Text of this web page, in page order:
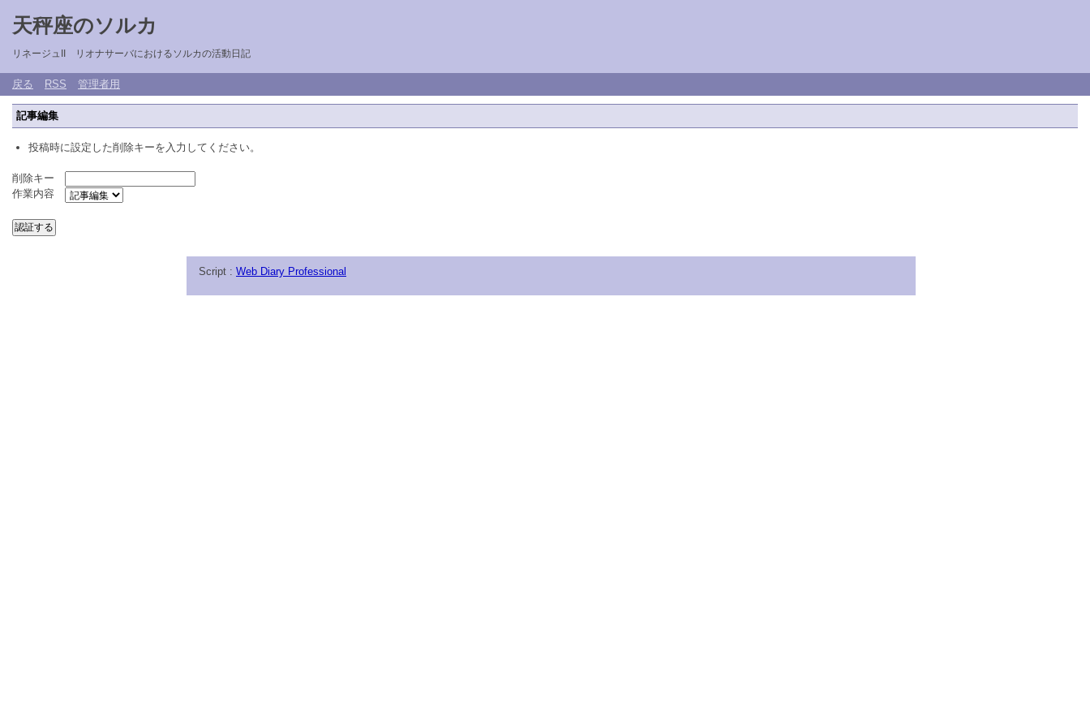
天秤座のソルカ
リネージュII リオナサーバにおけるソルカの活動日記
戻る RSS 管理者用
記事編集
投稿時に設定した削除キーを入力してください。
削除キー
作業内容
Script : Web Diary Professional